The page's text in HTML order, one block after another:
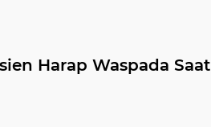
Harap Waspada Saat